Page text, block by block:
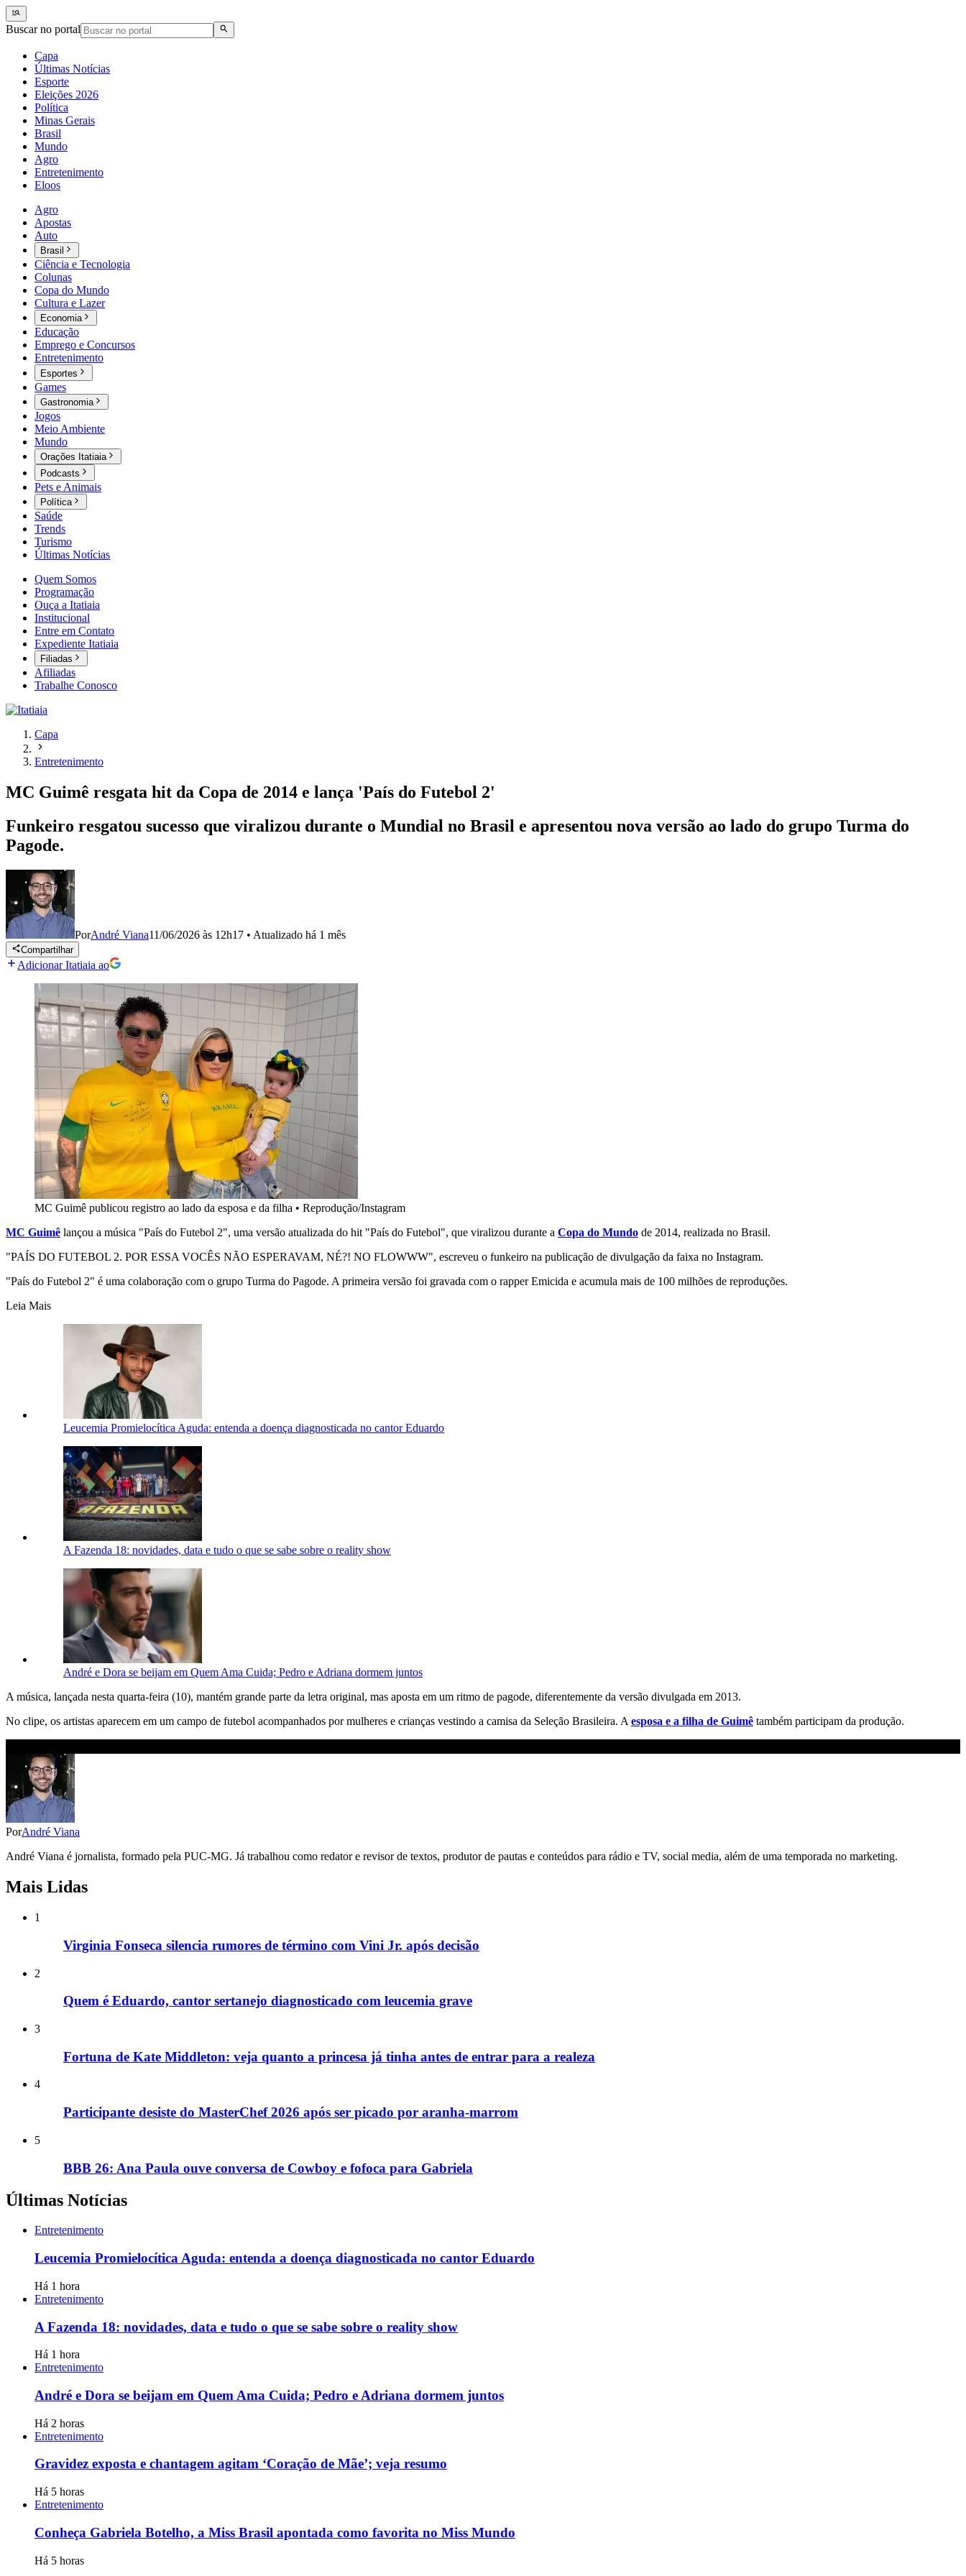
Buscar no portal
Capa
Últimas Notícias
Esporte
Eleições 2026
Política
Minas Gerais
Brasil
Mundo
Agro
Entretenimento
Eloos
Agro
Apostas
Auto
Brasil
Ciência e Tecnologia
Colunas
Copa do Mundo
Cultura e Lazer
Economia
Educação
Emprego e Concursos
Entretenimento
Esportes
Games
Gastronomia
Jogos
Meio Ambiente
Mundo
Orações Itatiaia
Podcasts
Pets e Animais
Política
Saúde
Trends
Turismo
Últimas Notícias
Quem Somos
Programação
Ouça a Itatiaia
Institucional
Entre em Contato
Expediente Itatiaia
Filiadas
Afiliadas
Trabalhe Conosco
Capa
Entretenimento
MC Guimê resgata hit da Copa de 2014 e lança 'País do Futebol 2'
Funkeiro resgatou sucesso que viralizou durante o Mundial no Brasil e apresentou nova versão ao lado do grupo Turma do
Pagode.
PorAndré Viana11/06/2026 às 12h17 • Atualizado há 1 mês
Compartilhar
Adicionar Itatiaia ao
MC Guimê publicou registro ao lado da esposa e da filha • Reprodução/Instagram
MC Guimê lançou a música "País do Futebol 2", uma versão atualizada do hit "País do Futebol", que viralizou durante a Copa do Mundo de 2014, realizada no Brasil.
"PAÍS DO FUTEBOL 2. POR ESSA VOCÊS NÃO ESPERAVAM, NÉ?! NO FLOWWW", escreveu o funkeiro na publicação de divulgação da faixa no Instagram.
"País do Futebol 2" é uma colaboração com o grupo Turma do Pagode. A primeira versão foi gravada com o rapper Emicida e acumula mais de 100 milhões de reproduções.
Leia Mais
Leucemia Promielocítica Aguda: entenda a doença diagnosticada no cantor Eduardo
A Fazenda 18: novidades, data e tudo o que se sabe sobre o reality show
André e Dora se beijam em Quem Ama Cuida; Pedro e Adriana dormem juntos
A música, lançada nesta quarta-feira (10), mantém grande parte da letra original, mas aposta em um ritmo de pagode, diferentemente da versão divulgada em 2013.
No clipe, os artistas aparecem em um campo de futebol acompanhados por mulheres e crianças vestindo a camisa da Seleção Brasileira. A esposa e a filha de Guimê também participam da produção.
PorAndré Viana
André Viana é jornalista, formado pela PUC-MG. Já trabalhou como redator e revisor de textos, produtor de pautas e conteúdos para rádio e TV, social media, além de uma temporada no marketing.
Mais Lidas
1
Virginia Fonseca silencia rumores de término com Vini Jr. após decisão
2
Quem é Eduardo, cantor sertanejo diagnosticado com leucemia grave
3
Fortuna de Kate Middleton: veja quanto a princesa já tinha antes de entrar para a realeza
4
Participante desiste do MasterChef 2026 após ser picado por aranha-marrom
5
BBB 26: Ana Paula ouve conversa de Cowboy e fofoca para Gabriela
Últimas Notícias
Entretenimento
Leucemia Promielocítica Aguda: entenda a doença diagnosticada no cantor Eduardo
Há 1 hora
Entretenimento
A Fazenda 18: novidades, data e tudo o que se sabe sobre o reality show
Há 1 hora
Entretenimento
André e Dora se beijam em Quem Ama Cuida; Pedro e Adriana dormem juntos
Há 2 horas
Entretenimento
Gravidez exposta e chantagem agitam ‘Coração de Mãe’; veja resumo
Há 5 horas
Entretenimento
Conheça Gabriela Botelho, a Miss Brasil apontada como favorita no Miss Mundo
Há 5 horas